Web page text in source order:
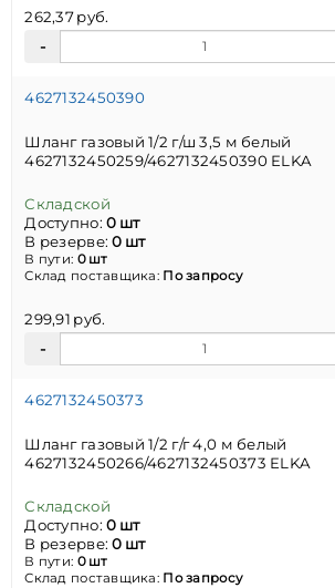
262,37 руб.
4627132450390
Шланг газовый 1/2 г/ш 3,5 м белый
4627132450259/4627132450390 ELKA
Складской
Доступно:0 шт
В резерве:0 шт
В пути: 0 шт
Склад поставщика: По запросу
299,91 руб.
4627132450373
Шланг газовый 1/2 г/г 4,0 м белый
4627132450266/4627132450373 ELKA
Складской
Доступно:0 шт
В резерве:0 шт
В пути: 0 шт
Склад поставщика: По запросу